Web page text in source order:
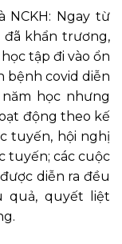
NCKH: Ngay từ
khẩn trương,
tập đi vào ổn
bệnh covid diễn
học nhưng
động theo kế
tuyến, hội nghị
tuyến; các cuộc
diễn ra đều
quả, quyết liệt